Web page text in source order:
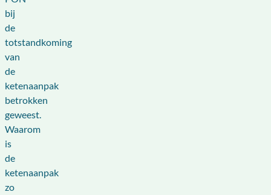
bij
de
totstandkoming
van
de
ketenaanpak
betrokken
geweest.
Waarom
is
de
ketenaanpak
zo